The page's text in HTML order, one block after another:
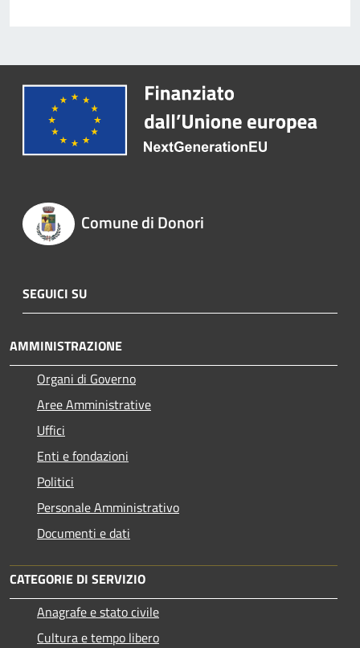
Comune di Donori
SEGUICI SU
AMMINISTRAZIONE
Organi di Governo
Aree Amministrative
Uffici
Enti e fondazioni
Politici
Personale Amministrativo
Documenti e dati
CATEGORIE DI SERVIZIO
Anagrafe e stato civile
Cultura e tempo libero